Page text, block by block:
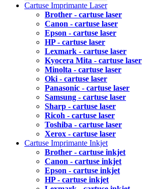
Cartuse Imprimante Laser
Brother - cartuse laser
Canon - cartuse laser
Epson - cartuse laser
HP - cartuse laser
Lexmark - cartuse laser
Kyocera Mita - cartuse laser
Minolta - cartuse laser
Oki - cartuse laser
Panasonic - cartuse laser
Samsung - cartuse laser
Sharp - cartuse laser
Ricoh - cartuse laser
Toshiba - cartuse laser
Xerox - cartuse laser
Cartuse Imprimante Inkjet
Brother - cartuse inkjet
Canon - cartuse inkjet
Epson - cartuse inkjet
HP - cartuse inkjet